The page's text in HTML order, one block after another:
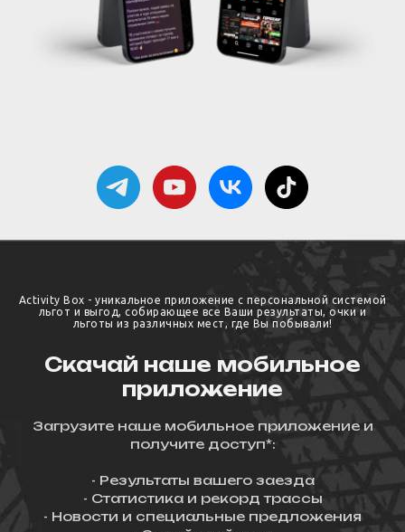
Activity Box - уникальное приложение с персональной системой
льгот и выгод, собирающее все Ваши результаты, очки и
льготы из различных мест, где Вы побывали!
Скачай наше мобильное
приложение
Загрузите наше мобильное приложение и
получите доступ*:
- Результаты вашего заезда
- Статистика и рекорд трассы
- Новости и специальные предложения